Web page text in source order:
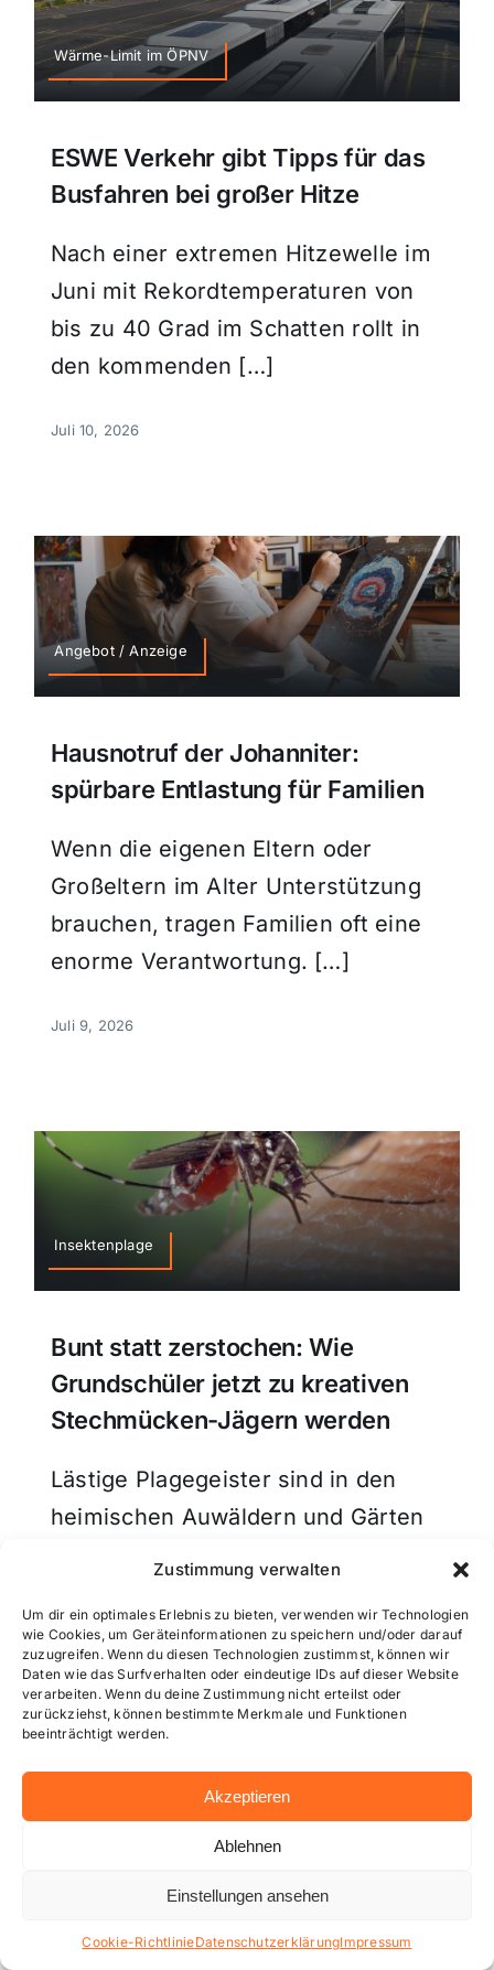
Zustimmung verwalten
Um dir ein optimales Erlebnis zu bieten, verwenden wir Technologien
wie Cookies, um Geräteinformationen zu speichern und/oder darauf
zuzugreifen. Wenn du diesen Technologien zustimmst, können wir
Daten wie das Surfverhalten oder eindeutige IDs auf dieser Website
verarbeiten. Wenn du deine Zustimmung nicht erteilst oder
zurückziehst, können bestimmte Merkmale und Funktionen
beeinträchtigt werden.
Akzeptieren
Ablehnen
Einstellungen ansehen
Cookie-RichtlinieDatenschutzerklärungImpressum
Wärme-Limit im ÖPNV
ESWE Verkehr gibt Tipps für das
Busfahren bei großer Hitze
Nach einer extremen Hitzewelle im
Juni mit Rekordtemperaturen von
bis zu 40 Grad im Schatten rollt in
den kommenden […]
Juli 10, 2026
Angebot / Anzeige
Hausnotruf der Johanniter:
spürbare Entlastung für Familien
Wenn die eigenen Eltern oder
Großeltern im Alter Unterstützung
brauchen, tragen Familien oft eine
enorme Verantwortung. […]
Juli 9, 2026
Insektenplage
Bunt statt zerstochen: Wie
Grundschüler jetzt zu kreativen
Stechmücken-Jägern werden
Lästige Plagegeister sind in den
heimischen Auwäldern und Gärten
Juli 9, 2026